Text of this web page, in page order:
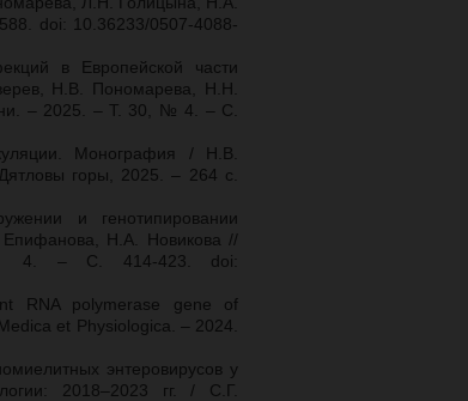
doi: 10.36233/0507-4088-
в Европейской части
Н.В. Пономарева, Н.Н.
– 2025. – Т. 30, № 4. – С.
Монография / Н.В.
горы, 2025. – 264 с.
и генотипировании
Н.А. Новикова //
4. – С. 414-423. doi:
RNA polymerase gene of
et Physiologica. – 2024.
энтеровирусов у
2018–2023 гг. / С.Г.